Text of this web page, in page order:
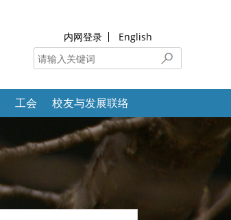
内网登录 English
工会 校友与发展联络